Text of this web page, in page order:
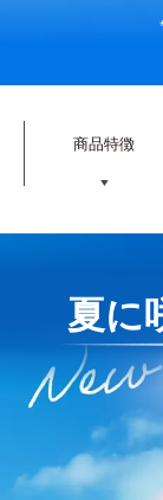
商品特徴
▼
夏に